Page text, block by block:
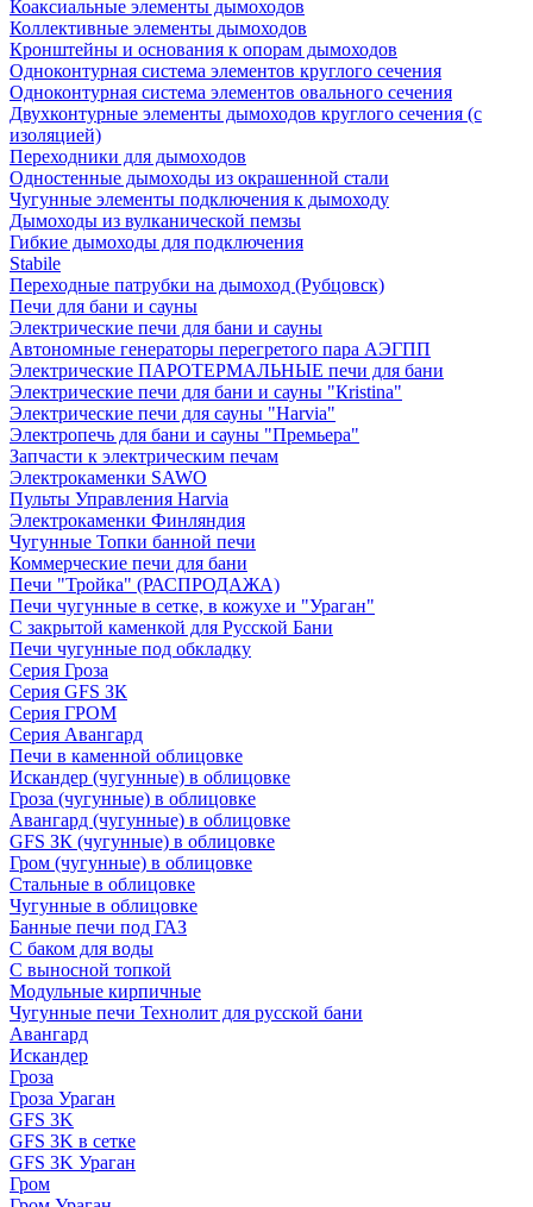
Коаксиальные элементы дымоходов
Коллективные элементы дымоходов
Кронштейны и основания к опорам дымоходов
Одноконтурная система элементов круглого сечения
Одноконтурная система элементов овального сечения
Двухконтурные элементы дымоходов круглого сечения (с
изоляцией)
Переходники для дымоходов
Одностенные дымоходы из окрашенной стали
Чугунные элементы подключения к дымоходу
Дымоходы из вулканической пемзы
Гибкие дымоходы для подключения
Stabile
Переходные патрубки на дымоход (Рубцовск)
Печи для бани и сауны
Электрические печи для бани и сауны
Автономные генераторы перегретого пара АЭГПП
Электрические ПАРОТЕРМАЛЬНЫЕ печи для бани
Электрические печи для бани и сауны "Кristina"
Электрические печи для сауны "Harvia"
Электропечь для бани и сауны "Премьера"
Запчасти к электрическим печам
Электрокаменки SAWO
Пульты Управления Harvia
Электрокаменки Финляндия
Чугунные Топки банной печи
Коммерческие печи для бани
Печи "Тройка" (РАСПРОДАЖА)
Печи чугунные в сетке, в кожухе и "Ураган"
С закрытой каменкой для Русской Бани
Печи чугунные под обкладку
Серия Гроза
Серия GFS ЗК
Серия ГРОМ
Серия Авангард
Печи в каменной облицовке
Искандер (чугунные) в облицовке
Гроза (чугунные) в облицовке
Авангард (чугунные) в облицовке
GFS ЗК (чугунные) в облицовке
Гром (чугунные) в облицовке
Стальные в облицовке
Чугунные в облицовке
Банные печи под ГАЗ
С баком для воды
С выносной топкой
Модульные кирпичные
Чугунные печи Технолит для русской бани
Авангард
Искандер
Гроза
Гроза Ураган
GFS 3K
GFS 3K в сетке
GFS 3K Ураган
Гром